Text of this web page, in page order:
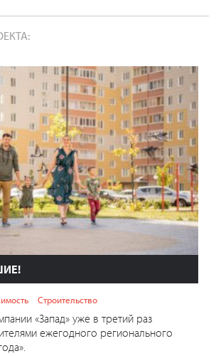
Строительство
«Запад» уже в третий раз
ежегодного регионального